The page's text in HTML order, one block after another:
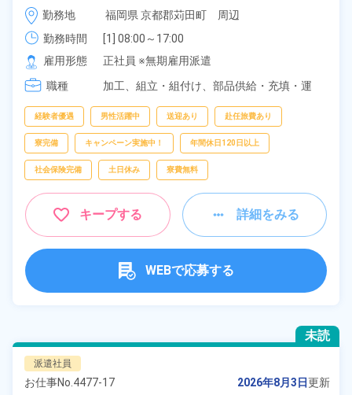
県苅田町》
給与 255,000円～255,000円
勤務地
福岡県 京都郡苅田町　周辺
勤務時間
[1] 08:00～17:00
[2] 20:00～05:00
[3] 16:30～01:30
雇用形態
正社員 ※無期雇用派遣
職種
加工、 組立・組付け、 部品供給・充填・運
経験者優遇 男性活躍中 送迎あり 赴任旅費あり
寮完備 キャンペーン実施中！ 年間休日120日以上
社会保険完備 土日休み 寮費無料
キープする 詳細をみる
WEBで応募する
未読
派遣社員
お仕事No. 4477-17 2026年8月3日更新